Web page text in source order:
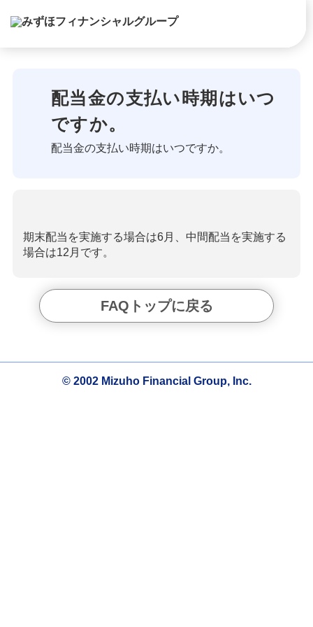
配当金の支払い時期はいつ
ですか。
配当金の支払い時期はいつですか。
期末配当を実施する場合は6月、中間配当を実施する
場合は12月です。
FAQトップに戻る
© 2002 Mizuho Financial Group, Inc.